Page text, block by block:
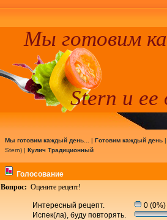
Мы готовим
Stern и ее
Мы готовим каждый день... | Готовим каждый день
Stern) | Кулич Традиционный
Голосование
Вопрос: Оцените рецепт!
Интересный рецепт.
0 (0%)
Испек(ла), буду повторять.